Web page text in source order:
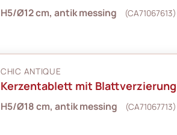
H5/Ø12 cm, antik messing (CA71067613)
CHIC ANTIQUE
Kerzentablett mit Blattverzierung
H5/Ø18 cm, antik messing (CA71067713)